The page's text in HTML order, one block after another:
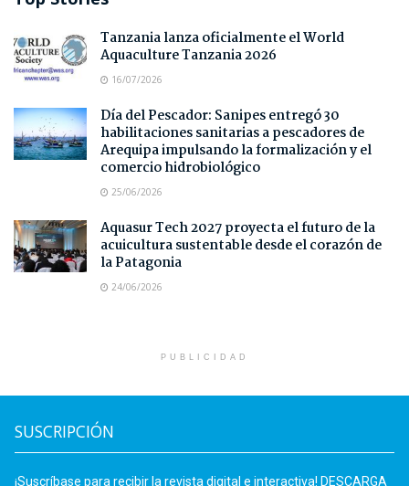
Tanzania lanza oficialmente el World
Aquaculture Tanzania 2026
16/07/2026
Día del Pescador: Sanipes entregó 30
habilitaciones sanitarias a pescadores de
Arequipa impulsando la formalización y el
comercio hidrobiológico
25/06/2026
Aquasur Tech 2027 proyecta el futuro de la
acuicultura sustentable desde el corazón de
la Patagonia
24/06/2026
PUBLICIDAD
SUSCRIPCIÓN
¡Suscríbase para recibir la revista digital e interactiva! DESCARGA